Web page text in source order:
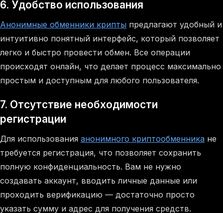
6. Удобство использования
Анонимные обменники крипты предлагают удобный и
интуитивно понятный интерфейс, который позволяет
легко и быстро провести обмен. Все операции
происходят онлайн, что делает процесс максимально
простым и доступным для любого пользователя.
7. Отсутствие необходимости
регистрации
Для использования анонимного криптообменника не
требуется регистрация, что позволяет сохранить
полную конфиденциальность. Вам не нужно
создавать аккаунт, вводить личные данные или
проходить верификацию — достаточно просто
указать сумму и адрес для получения средств.